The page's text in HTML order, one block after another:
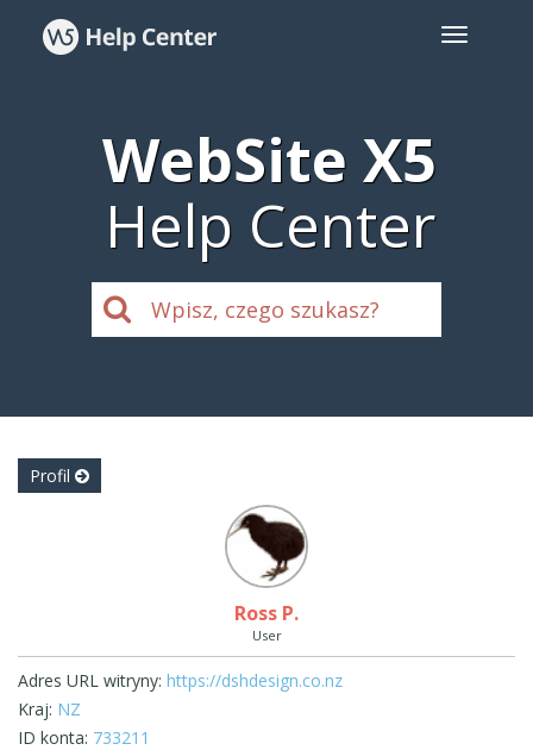
WebSite X5
Help Center
Profil
Ross P.
User
Adres URL witryny: https://dshdesign.co.nz
Kraj: NZ
ID konta: 733211